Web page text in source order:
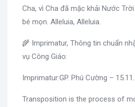
Cha, vì Cha đã mặc khải Nước
bé mọn. Alleluia, Alleluia.
🌾 Imprimatur, Thông tin chuẩn
vụ Công Giáo:
Imprimatur:GP. Phú Cường –
Transposition is the process of